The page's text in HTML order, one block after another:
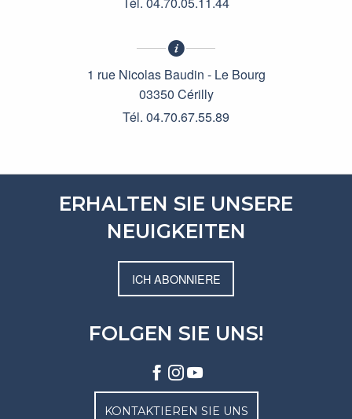
1 rue Nicolas Baudin - Le Bourg
03350 Cérilly
Tél. 04.70.67.55.89
ERHALTEN SIE UNSERE
NEUIGKEITEN
ICH ABONNIERE
FOLGEN SIE UNS!
KONTAKTIEREN SIE UNS